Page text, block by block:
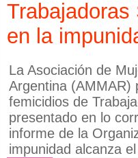
en la
La Asociación de
Argentina (AMMAR)
femicidios de
presentado en lo
informe de la
impunidad alcanza